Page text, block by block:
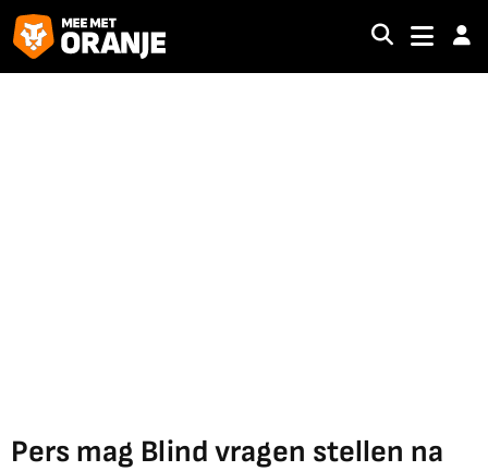
Pers mag Blind vragen stellen na